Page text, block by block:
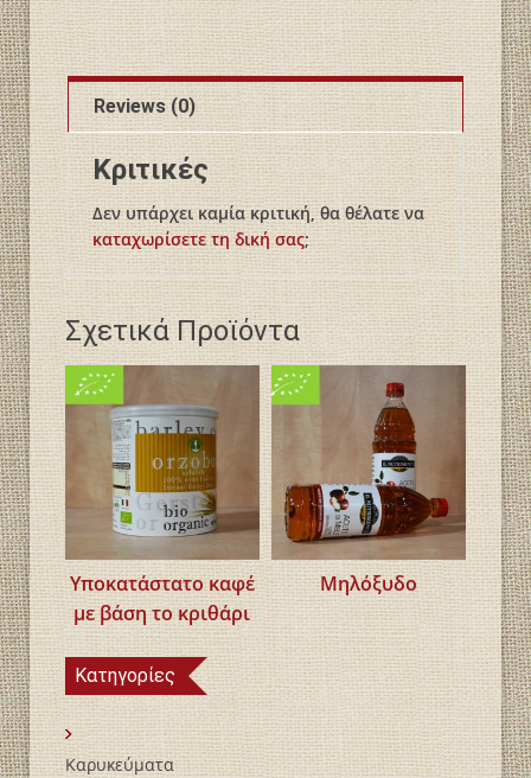
Reviews (0)
Κριτικές
Δεν υπάρχει καμία κριτική, θα θέλατε να
καταχωρίσετε τη δική σας;
Σχετικά Προϊόντα
Υποκατάστατο καφέ
με βάση το κριθάρι
Μηλόξυδο
Κατηγορίες
Καρυκεύματα